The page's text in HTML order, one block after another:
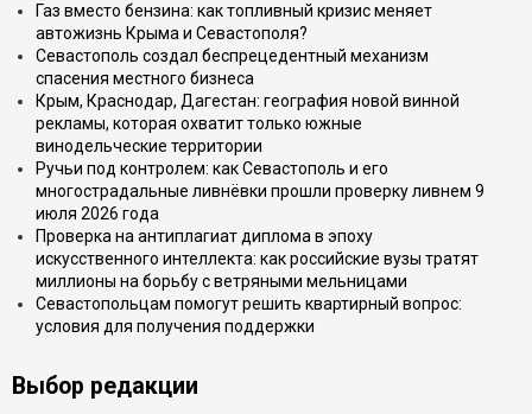
Газ вместо бензина: как топливный кризис меняет
автожизнь Крыма и Севастополя?
Севастополь создал беспрецедентный механизм
спасения местного бизнеса
Крым, Краснодар, Дагестан: география новой винной
рекламы, которая охватит только южные
винодельческие территории
Ручьи под контролем: как Севастополь и его
многострадальные ливнёвки прошли проверку ливнем 9
июля 2026 года
Проверка на антиплагиат диплома в эпоху
искусственного интеллекта: как российские вузы тратят
миллионы на борьбу с ветряными мельницами
Севастопольцам помогут решить квартирный вопрос:
условия для получения поддержки
Выбор редакции